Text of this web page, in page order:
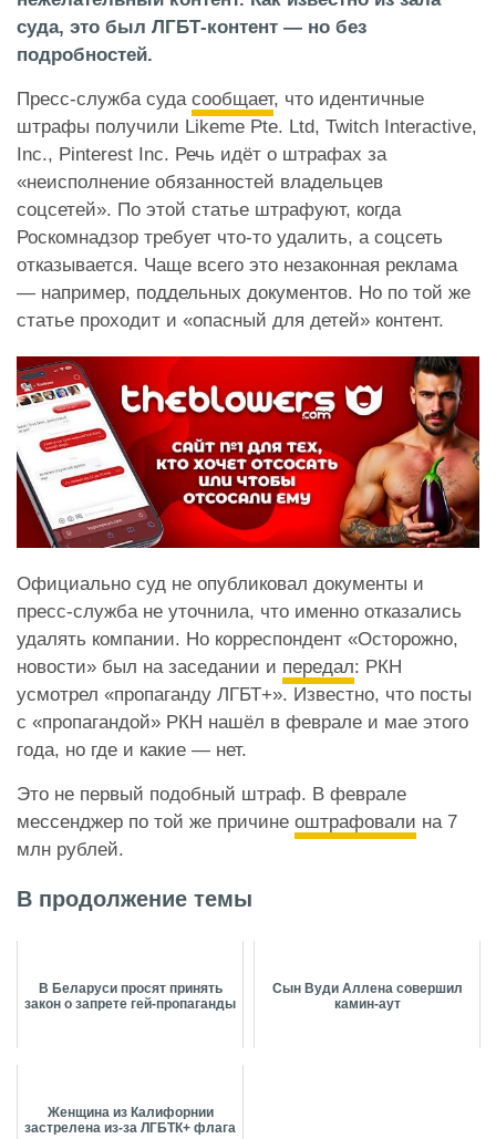
суда, это был ЛГБТ-контент — но без
подробностей.
Пресс-служба суда сообщает, что идентичные
штрафы получили Likeme Pte. Ltd, Twitch Interactive,
Inc., Pinterest Inc. Речь идёт о штрафах за
«неисполнение обязанностей владельцев
соцсетей». По этой статье штрафуют, когда
Роскомнадзор требует что-то удалить, а соцсеть
отказывается. Чаще всего это незаконная реклама
— например, поддельных документов. Но по той же
статье проходит и «опасный для детей» контент.
Официально суд не опубликовал документы и
пресс-служба не уточнила, что именно отказались
удалять компании. Но корреспондент «Осторожно,
новости» был на заседании и передал: РКН
усмотрел «пропаганду ЛГБТ+». Известно, что посты
с «пропагандой» РКН нашёл в феврале и мае этого
года, но где и какие — нет.
Это не первый подобный штраф. В феврале
мессенджер по той же причине оштрафовали на 7
млн рублей.
В продолжение темы
В Беларуси просят принять
закон о запрете гей-пропаганды
Сын Вуди Аллена совершил
камин-аут
Женщина из Калифорнии
застрелена из-за ЛГБТК+ флага